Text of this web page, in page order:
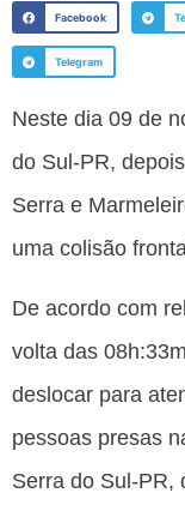
Facebook
Telegram
Neste dia 09 de
do Sul-PR,
Serra e
uma colisão
De acordo com
volta das
deslocar para
pessoas presas
Serra do Sul-PR,